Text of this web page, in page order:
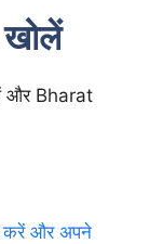
और Bharat
करें और अपने